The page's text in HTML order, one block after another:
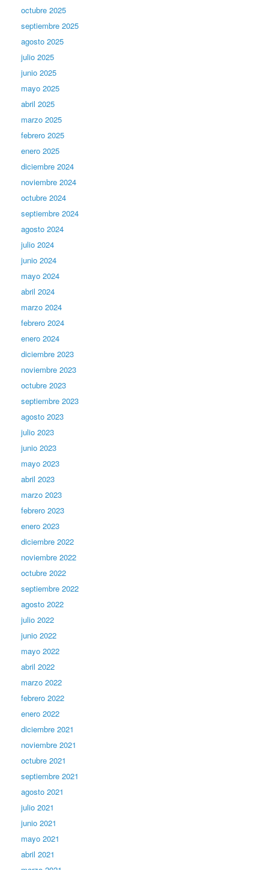
octubre 2025
septiembre 2025
agosto 2025
julio 2025
junio 2025
mayo 2025
abril 2025
marzo 2025
febrero 2025
enero 2025
diciembre 2024
noviembre 2024
octubre 2024
septiembre 2024
agosto 2024
julio 2024
junio 2024
mayo 2024
abril 2024
marzo 2024
febrero 2024
enero 2024
diciembre 2023
noviembre 2023
octubre 2023
septiembre 2023
agosto 2023
julio 2023
junio 2023
mayo 2023
abril 2023
marzo 2023
febrero 2023
enero 2023
diciembre 2022
noviembre 2022
octubre 2022
septiembre 2022
agosto 2022
julio 2022
junio 2022
mayo 2022
abril 2022
marzo 2022
febrero 2022
enero 2022
diciembre 2021
noviembre 2021
octubre 2021
septiembre 2021
agosto 2021
julio 2021
junio 2021
mayo 2021
abril 2021